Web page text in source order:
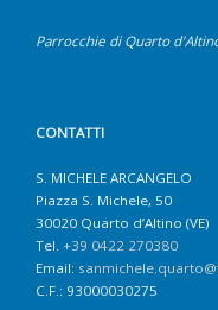
Parrocchie di Quarto
CONTATTI
S. MICHELE ARCANGELO
Piazza S. Michele, 50
30020 Quarto d’Altino (VE)
Tel. +39 0422 270380
Email:
C.F.: 93000030275